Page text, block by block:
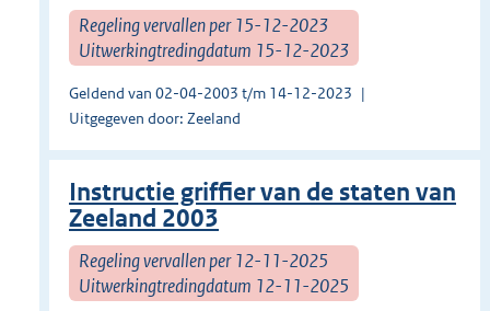
Regeling vervallen per 15-12-2023
Uitwerkingtredingdatum 15-12-2023
Geldend van 02-04-2003 t/m 14-12-2023
Uitgegeven door: Zeeland
Instructie griffier van de staten van
Zeeland 2003
Regeling vervallen per 12-11-2025
Uitwerkingtredingdatum 12-11-2025